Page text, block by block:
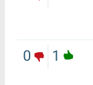
1
0